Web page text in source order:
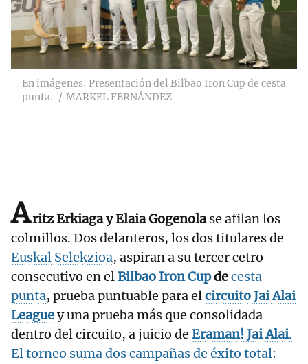
En imágenes: Presentación del Bilbao Iron Cup de cesta
punta.
MARKEL FERNÁNDEZ
Aritz Erkiaga y Elaia Gogenolase afilan los
colmillos. Dos delanteros, los dos titulares de
Euskal Selekzioa, aspiran a su tercer cetro
consecutivo en elBilbao Iron Cupdecesta
punta, prueba puntuable para elcircuitoJai Alai
Leaguey una prueba más que consolidada
dentro del circuito, a juicio de Eraman! Jai Alai.
El torneo suma dos campañas de éxito total: